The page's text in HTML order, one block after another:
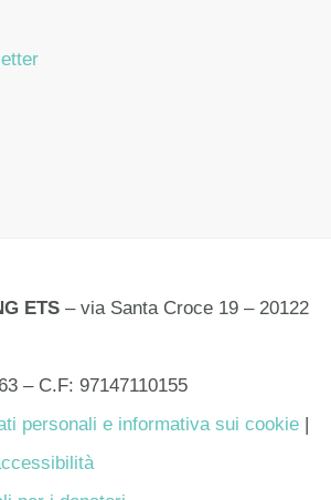
ETS – via Santa Croce 19 – 20122
– C.F: 97147110155
personali e informativa sui cookie